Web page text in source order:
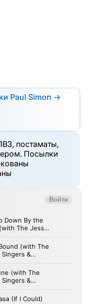
Paul Simon →
постаматы,
Посылки